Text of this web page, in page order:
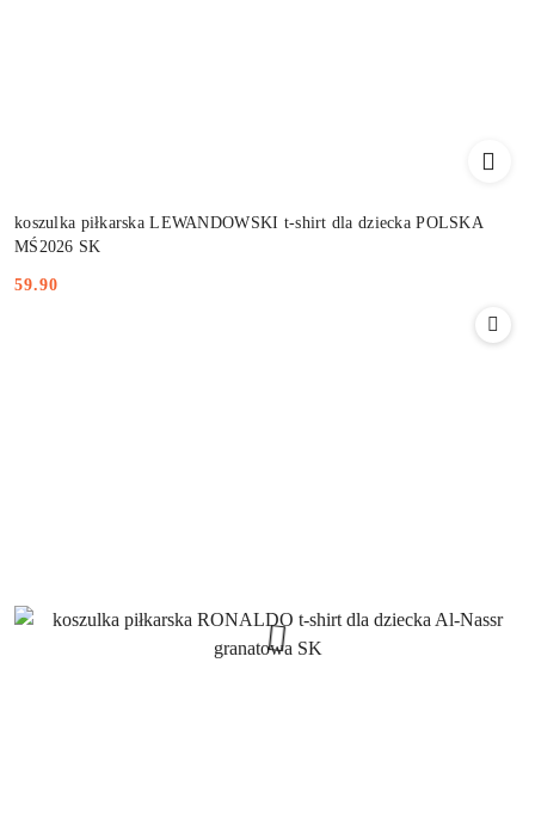
koszulka piłkarska LEWANDOWSKI t-shirt dla dziecka POLSKA
MŚ2026 SK
Cena:
59.90